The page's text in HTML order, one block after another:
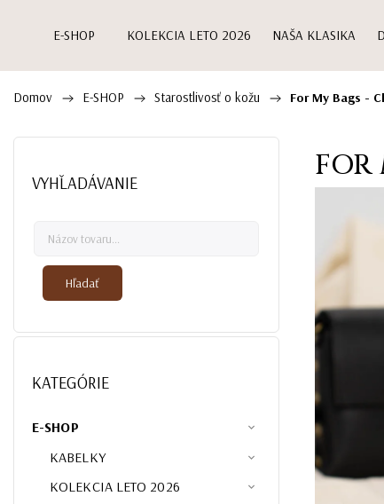
E-SHOP KOLEKCIA LETO 2026 NAŠA KLASIKA
Domov / E-SHOP / Starostlivosť o kožu / For My Bags -
VYHĽADÁVANIE
Hľadať
KATEGÓRIE
E-SHOP
KABELKY
KOLEKCIA LETO 2026
FOR